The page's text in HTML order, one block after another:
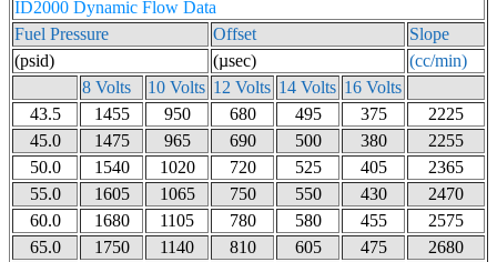
ID2000 Dynamic Flow Data
Fuel Pressure
Offset
Slope
(psid)
(µsec)
(cc/min)
8 Volts
10 Volts 12 Volts 14 Volts 16 Volts
43.5
1455 950 680 495 375
2225
45.0
1475 965 690 500 380
2255
50.0
1540 1020 720 525 405
2365
55.0
1605 1065 750 550 430
2470
60.0
1680 1105 780 580 455
2575
65.0
1750 1140 810 605 475
2680